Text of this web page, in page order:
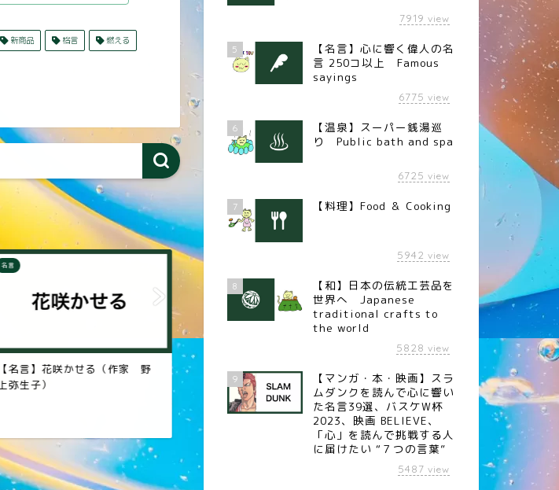
新商品 格言 燃える
名言
【名言】花咲かせる（作家 野
上弥生子）
名言
【名言】逆境（イングランドの
劇作家 シェイクスピア）
名言
【名言】自分で見つける（豊田
自動織機創業者 豊田佐吉）
7919 view
5
【名言】心に響く偉人の名
言 250コ以上 Famous
sayings
6775 view
6
【温泉】スーパー銭湯巡
り Public bath and spa
6725 view
7 【料理】Food ＆ Cooking
5942 view
8
【和】日本の伝統工芸品を
世界へ Japanese
traditional crafts to
the world
5828 view
9
【マンガ・本・映画】スラ
ムダンクを読んで心に響い
た名言39選、バスケW杯
2023、映画 BELIEVE、
「心」を読んで挑戦する人
に届けたい “７つの言葉”
5487 view